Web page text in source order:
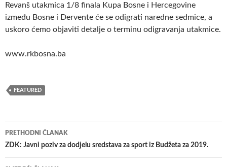
Revanš utakmica 1/8 finala Kupa Bosne i Hercegovine
između Bosne i Dervente će se odigrati naredne sedmice, a
uskoro ćemo objaviti detalje o terminu odigravanja utakmice.
www.rkbosna.ba
FEATURED
Navigacija
članaka
PRETHODNI ČLANAK
ZDK: Javni poziv za dodjelu sredstava za sport iz Budžeta za 2019.